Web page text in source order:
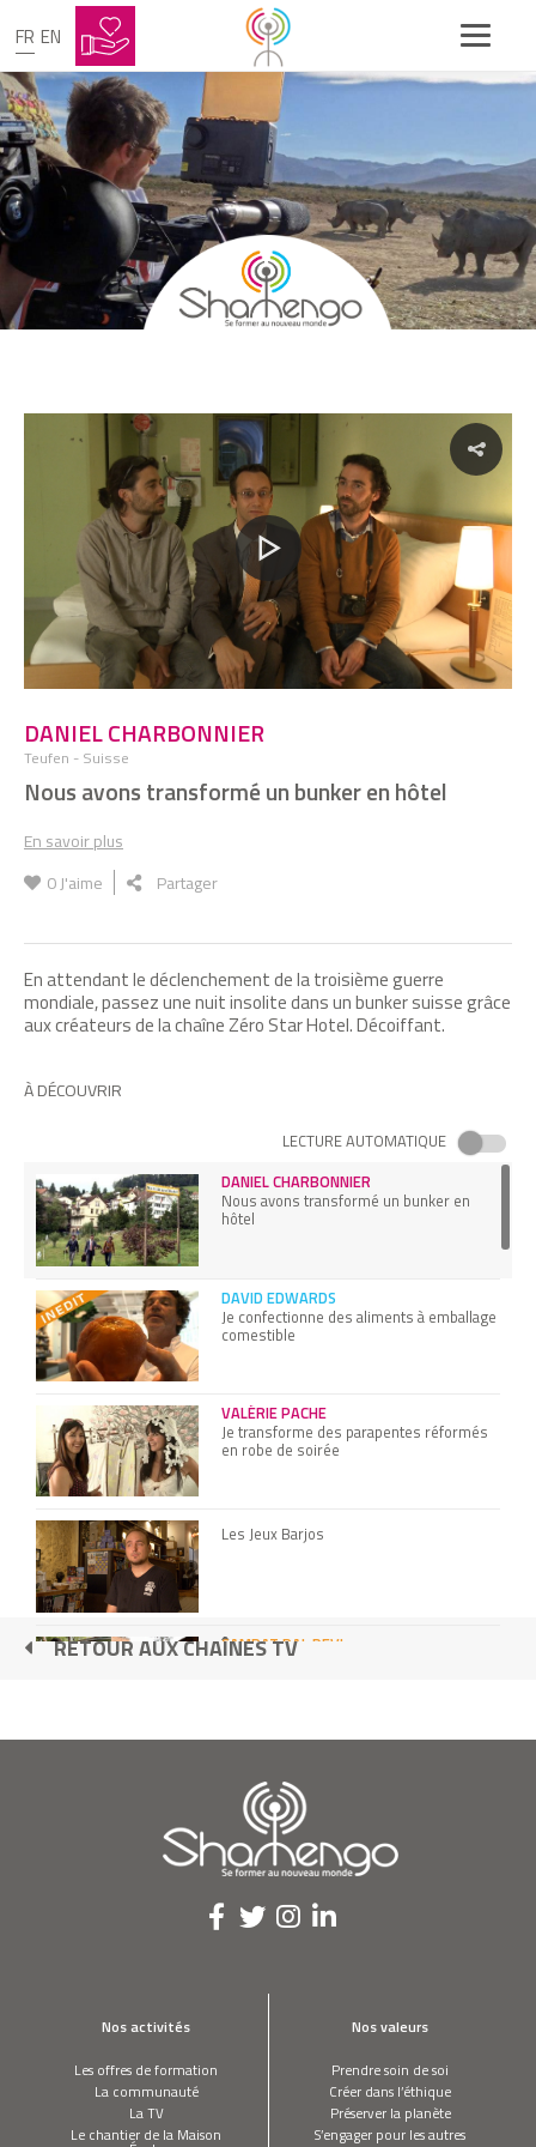
FR EN
DANIEL CHARBONNIER
Teufen - Suisse
Nous avons transformé un bunker en hôtel
En savoir plus
0J'aime Partager
En attendant le déclenchement de la troisième guerre
mondiale, passez une nuit insolite dans un bunker suisse grâce
aux créateurs de la chaîne Zéro Star Hotel. Décoiffant.
À DÉCOUVRIR
LECTURE AUTOMATIQUE
DANIEL CHARBONNIER
Nous avons transformé un bunker en
hôtel
DAVID EDWARDS
Je confectionne des aliments à emballage
comestible
VALÉRIE PACHE
Je transforme des parapentes réformés
en robe de soirée
Les Jeux Barjos
SAMPAT PAL DEVI
J’ai créé le gang des saris roses
Je fais travailler votre ordinateur pour la
bonne cause
Présentation des éco-délégués du
module Se loger
FRANCESCA MIAZZO JESSICA SPADACINI
François Waendendries - Minealithe
RETOUR AUX CHAÎNES TV
Nos activités
Les offres de formation
La communauté
La TV
Le chantier de la Maison
Nos valeurs
Prendre soin de soi
Créer dans l’éthique
Préserver la planète
S’engager pour les autres